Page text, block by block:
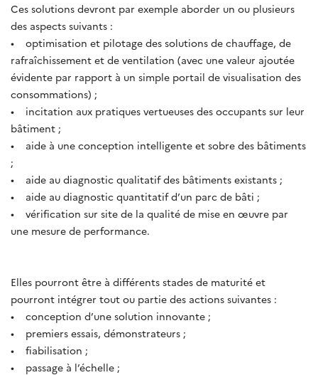
Ces solutions devront par exemple aborder un ou plusieurs
des aspects suivants :
• optimisation et pilotage des solutions de chauffage, de
rafraîchissement et de ventilation (avec une valeur ajoutée
évidente par rapport à un simple portail de visualisation des
consommations) ;
• incitation aux pratiques vertueuses des occupants sur leur
bâtiment ;
• aide à une conception intelligente et sobre des bâtiments
;
• aide au diagnostic qualitatif des bâtiments existants ;
• aide au diagnostic quantitatif d’un parc de bâti ;
• vérification sur site de la qualité de mise en œuvre par
une mesure de performance.
Elles pourront être à différents stades de maturité et
pourront intégrer tout ou partie des actions suivantes :
• conception d’une solution innovante ;
• premiers essais, démonstrateurs ;
• fiabilisation ;
• passage à l’échelle ;